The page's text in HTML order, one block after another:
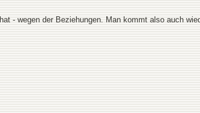
- wegen der Beziehungen. Man kommt also auch